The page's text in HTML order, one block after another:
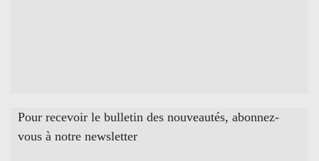
Pour recevoir le bulletin des nouveautés, abonnez-
vous à notre newsletter